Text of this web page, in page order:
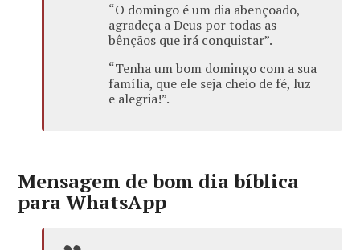
“O domingo é um dia abençoado,
agradeça a Deus por todas as
bênçãos que irá conquistar”.
“Tenha um bom domingo com a sua
família, que ele seja cheio de fé, luz
e alegria!”.
Mensagem de bom dia bíblica
para WhatsApp